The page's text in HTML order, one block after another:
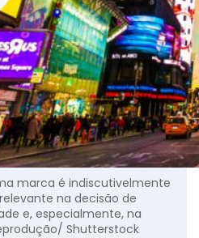
marca é indiscutivelmente
na decisão de
e, especialmente, na
Shutterstock